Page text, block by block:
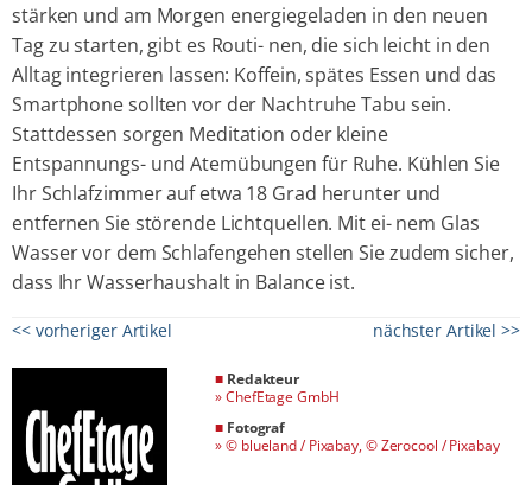
stärken und am Morgen energiegeladen in den neuen
Tag zu starten, gibt es Routi- nen, die sich leicht in den
Alltag integrieren lassen: Koffein, spätes Essen und das
Smartphone sollten vor der Nachtruhe Tabu sein.
Stattdessen sorgen Meditation oder kleine
Entspannungs- und Atemübungen für Ruhe. Kühlen Sie
Ihr Schlafzimmer auf etwa 18 Grad herunter und
entfernen Sie störende Lichtquellen. Mit ei- nem Glas
Wasser vor dem Schlafengehen stellen Sie zudem sicher,
dass Ihr Wasserhaushalt in Balance ist.
<< vorheriger Artikel nächster Artikel >>
■ Redakteur
»ChefEtage GmbH
■ Fotograf
»© blueland / Pixabay, © Zerocool / Pixabay